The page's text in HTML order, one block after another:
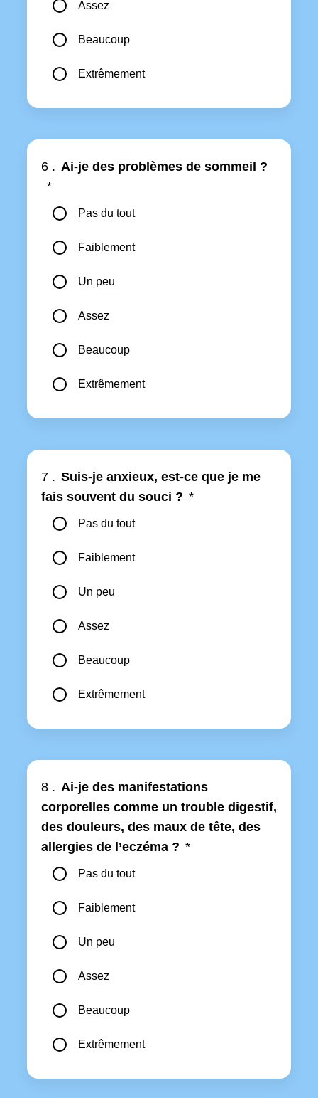
Assez
Beaucoup
Extrêmement
6 . Ai-je des problèmes de sommeil ?
*
Pas du tout
Faiblement
Un peu
Assez
Beaucoup
Extrêmement
7 . Suis-je anxieux, est-ce que je me
fais souvent du souci ? *
Pas du tout
Faiblement
Un peu
Assez
Beaucoup
Extrêmement
8 . Ai-je des manifestations
corporelles comme un trouble digestif,
des douleurs, des maux de tête, des
allergies de l’eczéma ? *
Pas du tout
Faiblement
Un peu
Assez
Beaucoup
Extrêmement